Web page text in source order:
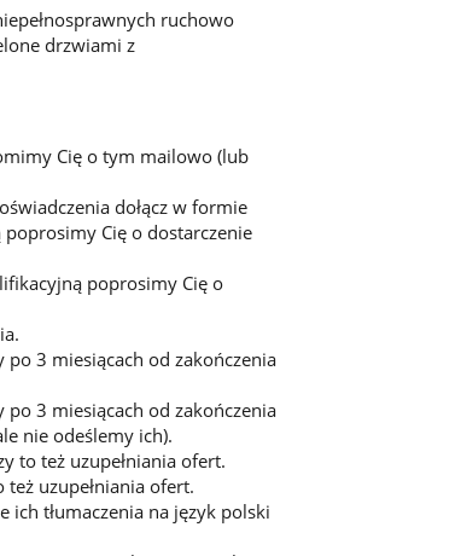
ruchowo
drzwiami z
Cię o tym mailowo (lub
dołącz w formie
Cię o dostarczenie
poprosimy Cię o
3 miesiącach od zakończenia
3 miesiącach od zakończenia
nie odeślemy ich).
to też uzupełniania ofert.
uzupełniania ofert.
ich tłumaczenia na język polski